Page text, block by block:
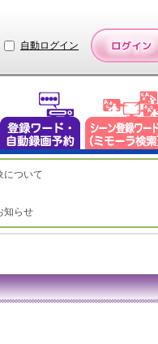
自動ログイン
について
知らせ